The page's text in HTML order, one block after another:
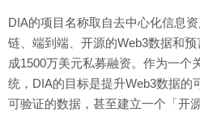
DIA的项目名称取自去中心化信息
链、端到端、开源的Web3数据和
成1500万美元私募融资。作为一个
统，DIA的目标是提升Web3数据的
可验证的数据，甚至建立一个「开